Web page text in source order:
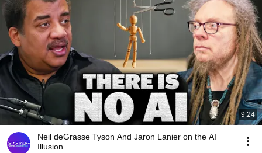
9:24
Neil deGrasse Tyson And Jaron Lanier on the AI
Illusion